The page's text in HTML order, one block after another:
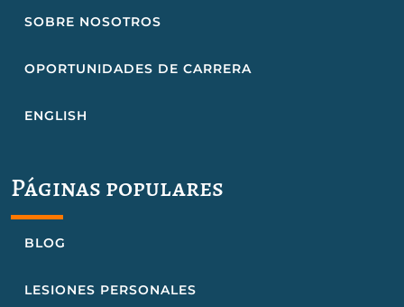
SOBRE NOSOTROS
OPORTUNIDADES DE CARRERA
ENGLISH
Páginas populares
BLOG
LESIONES PERSONALES